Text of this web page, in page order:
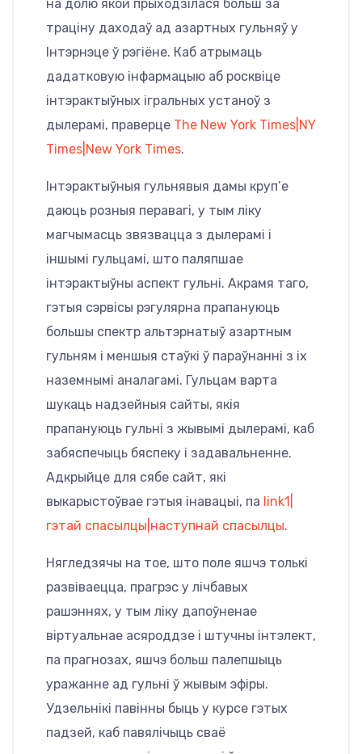
на долю якой прыходзілася больш за
траціну даходаў ад азартных гульняў у
Інтэрнэце ў рэгіёне. Каб атрымаць
дадатковую інфармацыю аб росквіце
інтэрактыўных ігральных устаноў з
дылерамі, праверце The New York Times|NY
Times|New York Times.
Інтэрактыўныя гульнявыя дамы круп’е
даюць розныя перавагі, у тым ліку
магчымасць звязвацца з дылерамі і
іншымі гульцамі, што паляпшае
інтэрактыўны аспект гульні. Акрамя таго,
гэтыя сэрвісы рэгулярна прапануюць
большы спектр альтэрнатыў азартным
гульням і меншыя стаўкі ў параўнанні з іх
наземнымі аналагамі. Гульцам варта
шукаць надзейныя сайты, якія
прапануюць гульні з жывымі дылерамі, каб
забяспечыць бяспеку і задавальненне.
Адкрыйце для сябе сайт, які
выкарыстоўвае гэтыя інавацыі, па link1|
гэтай спасылцы|наступнай спасылцы.
Нягледзячы на тое, што поле яшчэ толькі
развіваецца, прагрэс у лічбавых
рашэннях, у тым ліку дапоўненае
віртуальнае асяроддзе і штучны інтэлект,
па прагнозах, яшчэ больш палепшыць
уражанне ад гульні ў жывым эфіры.
Удзельнікі павінны быць у курсе гэтых
падзей, каб павялічыць сваё